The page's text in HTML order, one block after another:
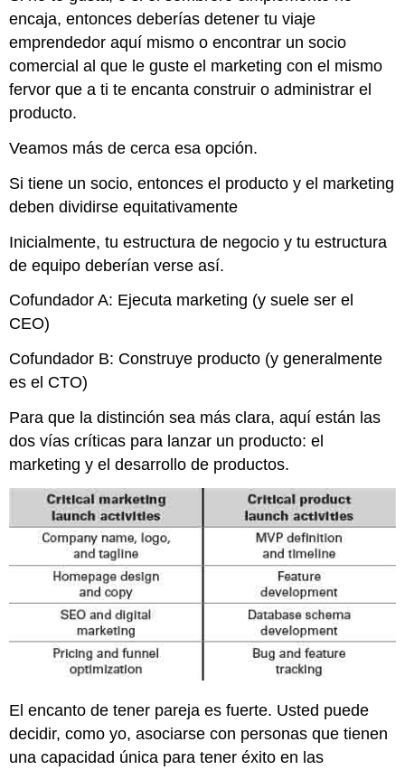
encaja, entonces deberías detener tu viaje
emprendedor aquí mismo o encontrar un socio
comercial al que le guste el marketing con el mismo
fervor que a ti te encanta construir o administrar el
producto.
Veamos más de cerca esa opción.
Si tiene un socio, entonces el producto y el marketing
deben dividirse equitativamente
Inicialmente, tu estructura de negocio y tu estructura
de equipo deberían verse así.
Cofundador A: Ejecuta marketing (y suele ser el
CEO)
Cofundador B: Construye producto (y generalmente
es el CTO)
Para que la distinción sea más clara, aquí están las
dos vías críticas para lanzar un producto: el
marketing y el desarrollo de productos.
El encanto de tener pareja es fuerte. Usted puede
decidir, como yo, asociarse con personas que tienen
una capacidad única para tener éxito en las